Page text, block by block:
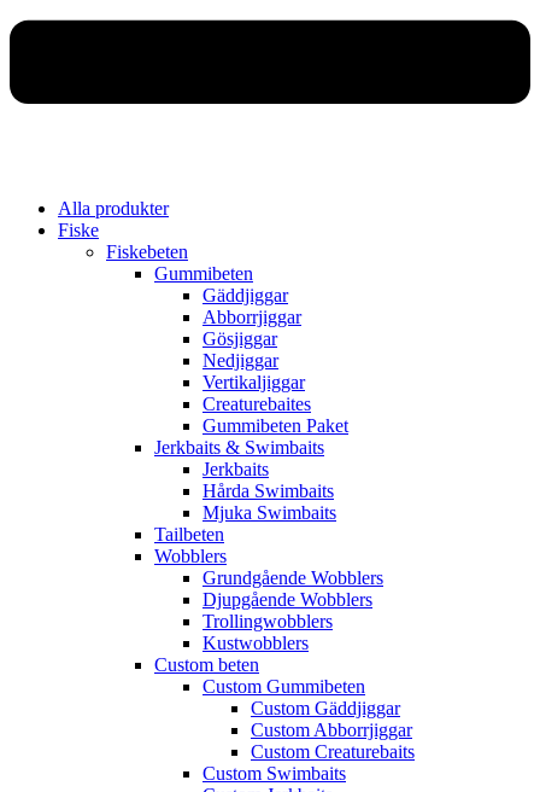
Alla produkter
Fiske
Fiskebeten
Gummibeten
Gäddjiggar
Abborrjiggar
Gösjiggar
Nedjiggar
Vertikaljiggar
Creaturebaites
Gummibeten Paket
Jerkbaits & Swimbaits
Jerkbaits
Hårda Swimbaits
Mjuka Swimbaits
Tailbeten
Wobblers
Grundgående Wobblers
Djupgående Wobblers
Trollingwobblers
Kustwobblers
Custom beten
Custom Gummibeten
Custom Gäddjiggar
Custom Abborrjiggar
Custom Creaturebaits
Custom Swimbaits